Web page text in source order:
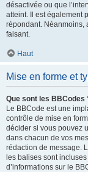
désactivée ou que
atteint. Il est également
répondant. Néanmoins,
faisant.
Haut
Mise en forme et
Que sont les BBCodes
Le BBCode est une
contrôle de mise en
décider si vous pouvez
dans chacun de vos
rédaction de message.
les balises sont
d’informations sur le